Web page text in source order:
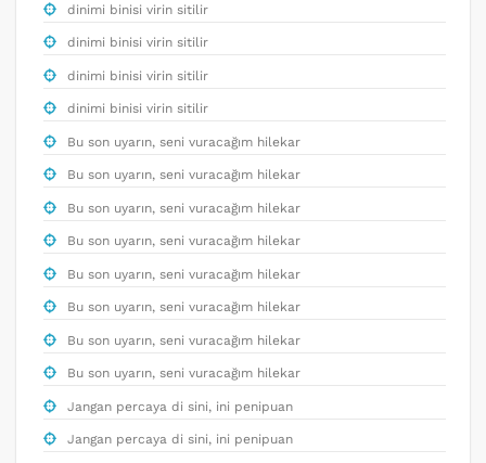
dinimi binisi virin sitilir
dinimi binisi virin sitilir
dinimi binisi virin sitilir
dinimi binisi virin sitilir
Bu son uyarın, seni vuracağım hilekar
Bu son uyarın, seni vuracağım hilekar
Bu son uyarın, seni vuracağım hilekar
Bu son uyarın, seni vuracağım hilekar
Bu son uyarın, seni vuracağım hilekar
Bu son uyarın, seni vuracağım hilekar
Bu son uyarın, seni vuracağım hilekar
Bu son uyarın, seni vuracağım hilekar
Jangan percaya di sini, ini penipuan
Jangan percaya di sini, ini penipuan